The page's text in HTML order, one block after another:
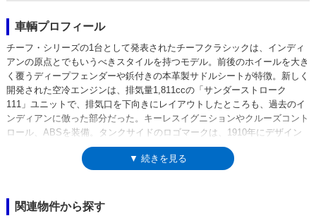
車輌プロフィール
チーフ・シリーズの1台として発表されたチーフクラシックは、インディ
アンの原点とでもいうべきスタイルを持つモデル。前後のホイールを大き
く覆うディープフェンダーや鋲付きの本革製サドルシートが特徴。新しく
開発された空冷エンジンは、排気量1,811ccの「サンダーストローク
111」ユニットで、排気口を下向きにレイアウトしたところも、過去のイ
ンディアンに倣った部分だった。キーレスイグニションやクルーズコント
ロール、ABSを装備。タンクサイドのロゴマークは、1910年にデザイン
された、伝統のインディアンオリジナルだった。
▼ 続きを見る
関連物件から探す